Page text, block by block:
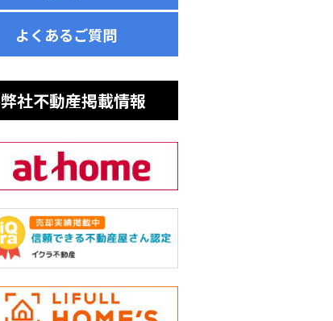
よくあるご質問
弊社不動産掲載情報